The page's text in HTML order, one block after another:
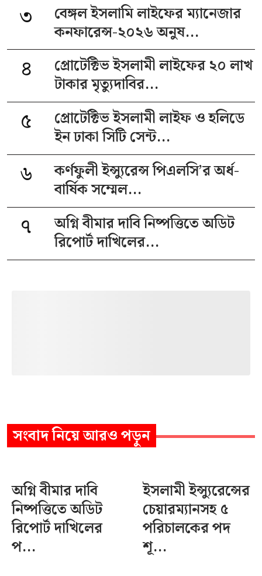
৩
বেঙ্গল ইসলামি লাইফের ম্যানেজার
কনফারেন্স-২০২৬ অনুষ...
৪
প্রোটেক্টিভ ইসলামী লাইফের ২০ লাখ
টাকার মৃত্যুদাবির...
৫
প্রোটেক্টিভ ইসলামী লাইফ ও হলিডে
ইন ঢাকা সিটি সেন্ট...
৬
কর্ণফুলী ইন্স্যুরেন্স পিএলসি’র অর্ধ-
বার্ষিক সম্মেল...
৭
অগ্নি বীমার দাবি নিষ্পত্তিতে অডিট
রিপোর্ট দাখিলের...
সংবাদনিয়ে আরও পড়ুন
অগ্নি বীমার দাবি
নিষ্পত্তিতে অডিট
রিপোর্ট দাখিলের
প...
ইসলামী ইন্স্যুরেন্সের
চেয়ারম্যানসহ ৫
পরিচালকের পদ
শূ...